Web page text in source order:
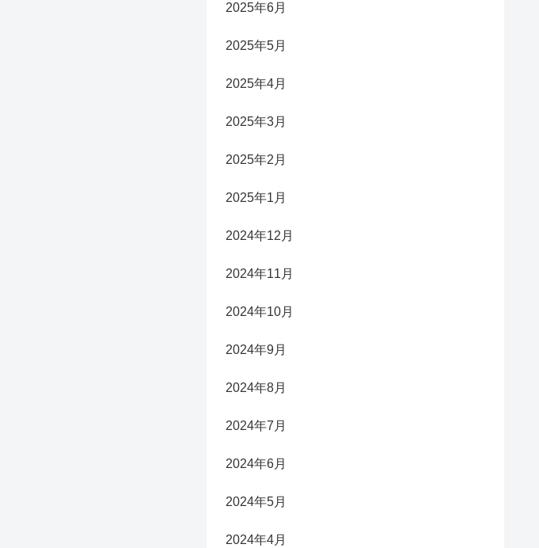
2025年6月
2025年5月
2025年4月
2025年3月
2025年2月
2025年1月
2024年12月
2024年11月
2024年10月
2024年9月
2024年8月
2024年7月
2024年6月
2024年5月
2024年4月